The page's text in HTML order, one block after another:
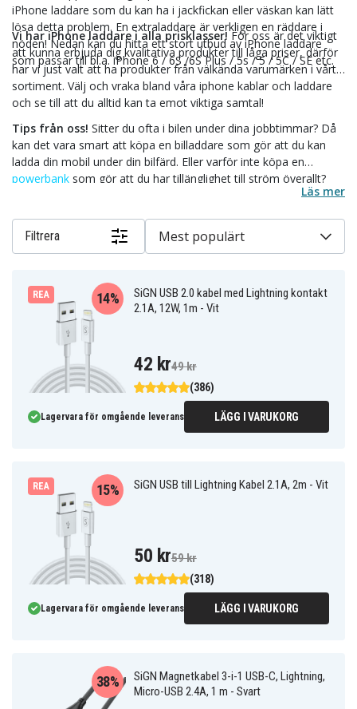
iPhone laddare som du kan ha i jackfickan eller väskan kan lätt
lösa detta problem. En extraladdare är verkligen en räddare i
nöden! Nedan kan du hitta ett stort utbud av iPhone laddare
som passar till bl.a. iPhone 6 / 6S /6S Plus / 5s / 5 / 5C / SE etc.
Vi har iPhone laddare i alla prisklasser!För oss är det viktigt
att kunna erbjuda dig kvalitativa produkter till låga priser, därför
har vi just valt att ha produkter från välkända varumärken i vårt
sortiment. Välj och vraka bland våra iphone kablar och laddare
och se till att du alltid kan ta emot viktiga samtal!
Tips från oss! Sitter du ofta i bilen under dina jobbtimmar? Då
kan det vara smart att köpa en billaddare som gör att du kan
ladda din mobil under din bilfärd. Eller varför inte köpa en
powerbank som gör att du har tillänglighet till ström överallt?
För din trygghet har vi på Teknikdelar snabba leveranser från
på 29 kronor oavsett hur mycket du beställer.
Läs mer
Filtrera Mest populärt
REA
SiGN USB 2.0 kabel med Lightning kontakt
2.1A, 12W, 1m - Vit
(386)
14%
42 kr49 kr
Lagervara för omgående leverans LÄGG I VARUKORG
REA SiGN USB till Lightning Kabel 2.1A, 2m - Vit
(318)
15%
50 kr59 kr
Lagervara för omgående leverans LÄGG I VARUKORG
SiGN Magnetkabel 3-i-1 USB-C, Lightning,
Micro-USB 2.4A, 1 m - Svart
38%